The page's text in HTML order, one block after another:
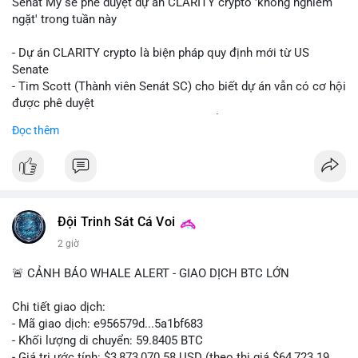
ngặt' trong tuần này
- Dự án CLARITY crypto là biện pháp quy định mới từ US
Senate
- Tim Scott (Thành viên Senát SC) cho biết dự án vẫn có cơ hội
được phê duyệt
trình
#vlikevn #titanbot
Đọc thêm
Đội Trinh Sát Cá Voi
2 giờ
🚨 CẢNH BÁO WHALE ALERT - GIAO DỊCH BTC LỚN
Chi tiết giao dịch:
- Mã giao dịch: e956579d...5a1bf683
- Khối lượng di chuyển: 59.8405 BTC